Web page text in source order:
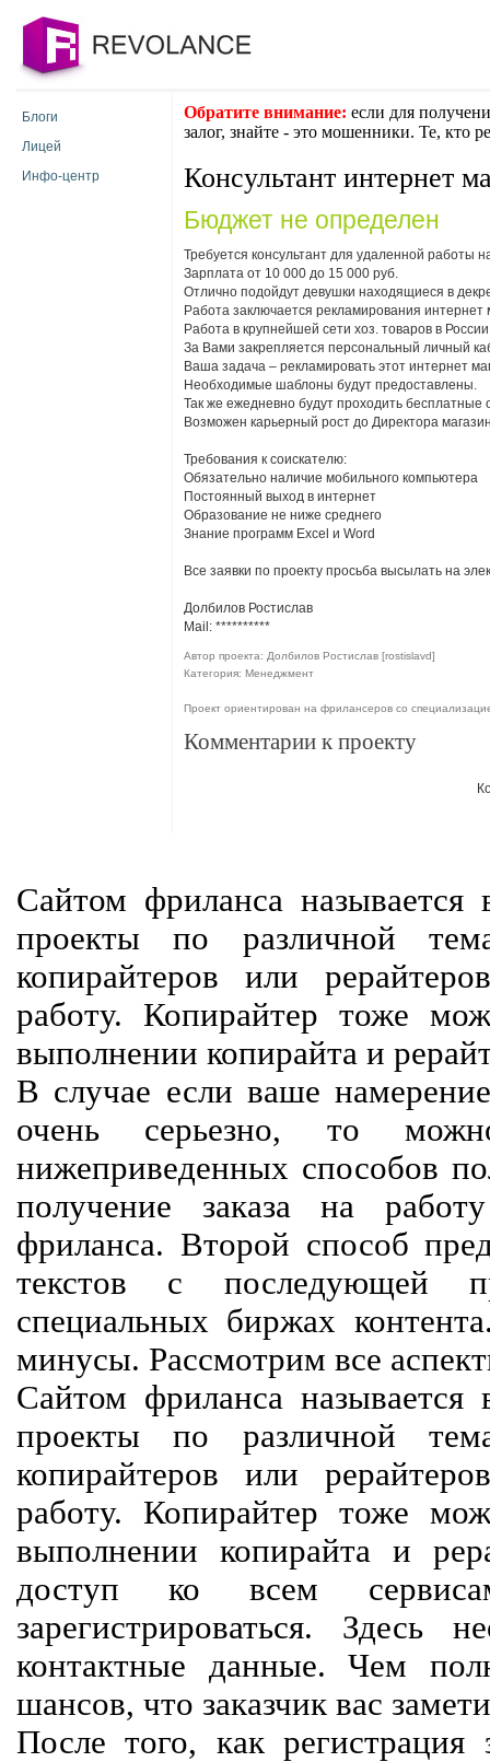
Блоги
Лицей
Инфо-центр
Обратите внимание: если для
залог, знайте - это мошенники. Те, кто
Консультант интернет
Бюджет не определен
Требуется консультант для удаленной работы
Зарплата от 10 000 до 15 000 руб.
Отлично подойдут девушки находящиеся в
Работа заключается рекламирования интернет
Работа в крупнейшей сети хоз. товаров в
За Вами закрепляется персональный личный
Ваша задача – рекламировать этот интернет
Необходимые шаблоны будут предоставлены.
Так же ежедневно будут проходить бесплатные
Возможен карьерный рост до Директора
Требования к соискателю:
Обязательно наличие мобильного компьютера
Постоянный выход в интернет
Образование не ниже среднего
Знание программ Excel и Word
Все заявки по проекту просьба высылать на
Долбилов Ростислав
Mail: **********
Автор проекта: Долбилов Ростислав [rostislavd]
Категория: Менеджмент
Проект ориентирован на фрилансеров со
Комментарии к проекту
Сайтом фриланса называется
проекты по различной
копирайтеров или
работу. Копирайтер тоже
выполнении копирайта и
В случае если ваше
очень серьезно, то
нижеприведенных способов
получение заказа на
фриланса. Второй способ
текстов с последующей
специальных биржах
минусы. Рассмотрим все
Сайтом фриланса называется
проекты по различной
копирайтеров или
работу. Копирайтер тоже
выполнении копирайта и
доступ ко всем
зарегистрироваться. Здесь
контактные данные. Чем
шансов, что заказчик вас
После того, как регистрация